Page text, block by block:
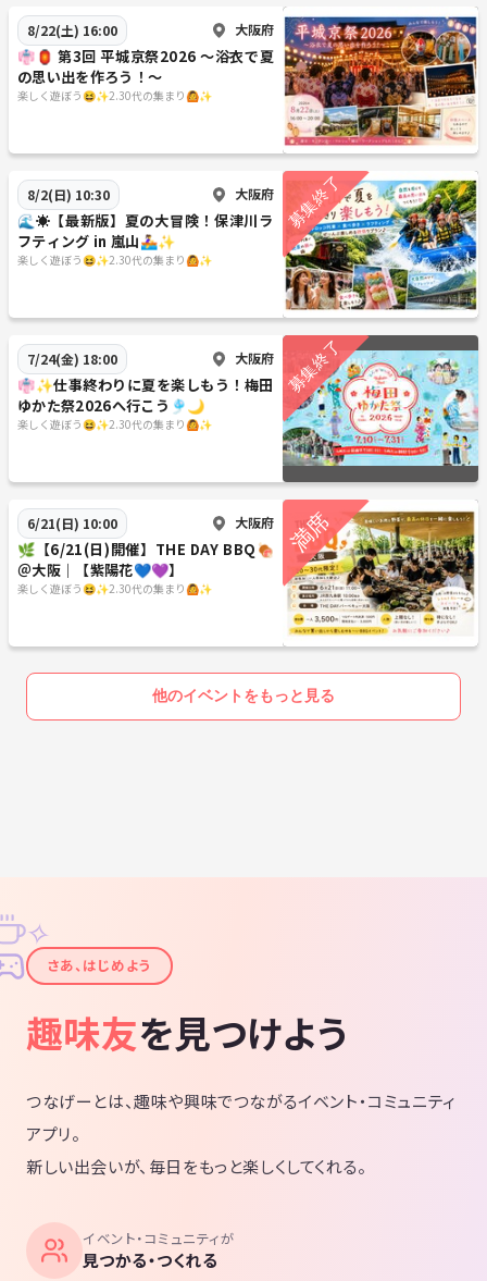
8/22(土) 16:00 大阪府
👘🏮 第3回 平城京祭2026 ～浴衣で夏
の思い出を作ろう！～
楽しく遊ぼう😆✨2.30代の集まり🙆✨
8/2(日) 10:30 大阪府
🌊☀️【最新版】夏の大冒険！保津川ラ
フティング in 嵐山🚣‍♀️✨
楽しく遊ぼう😆✨2.30代の集まり🙆✨
7/24(金) 18:00 大阪府
👘✨仕事終わりに夏を楽しもう！梅田
ゆかた祭2026へ行こう🎐🌙
楽しく遊ぼう😆✨2.30代の集まり🙆✨
6/21(日) 10:00 大阪府
🌿【6/21(日)開催】THE DAY BBQ🍖
＠大阪｜【紫陽花💙💜】
楽しく遊ぼう😆✨2.30代の集まり🙆✨
他のイベントをもっと見る
✦
✧
さあ、はじめよう
趣味友を見つけよう
つなげーとは、趣味や興味でつながるイベント・コミュニティ
アプリ。
新しい出会いが、毎日をもっと楽しくしてくれる。
イベント・コミュニティが
見つかる・つくれる